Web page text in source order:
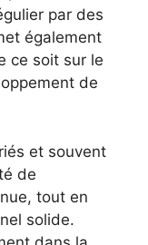
par des
également
ce soit sur le
de
et souvent
de
tout en
solide.